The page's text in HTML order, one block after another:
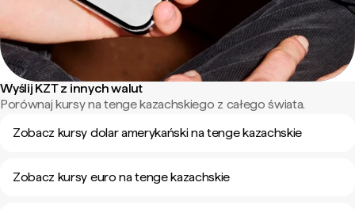
Wyślij KZT z innych walut
Porównaj kursy na tenge kazachskiego z całego świata.
Zobacz kursy dolar amerykański na tenge kazachskie
Zobacz kursy euro na tenge kazachskie